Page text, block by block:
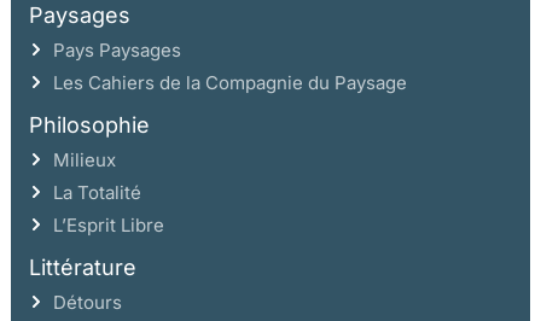
Paysages
Pays Paysages
Les Cahiers de la Compagnie du Paysage
Philosophie
Milieux
La Totalité
L’Esprit Libre
Littérature
Détours